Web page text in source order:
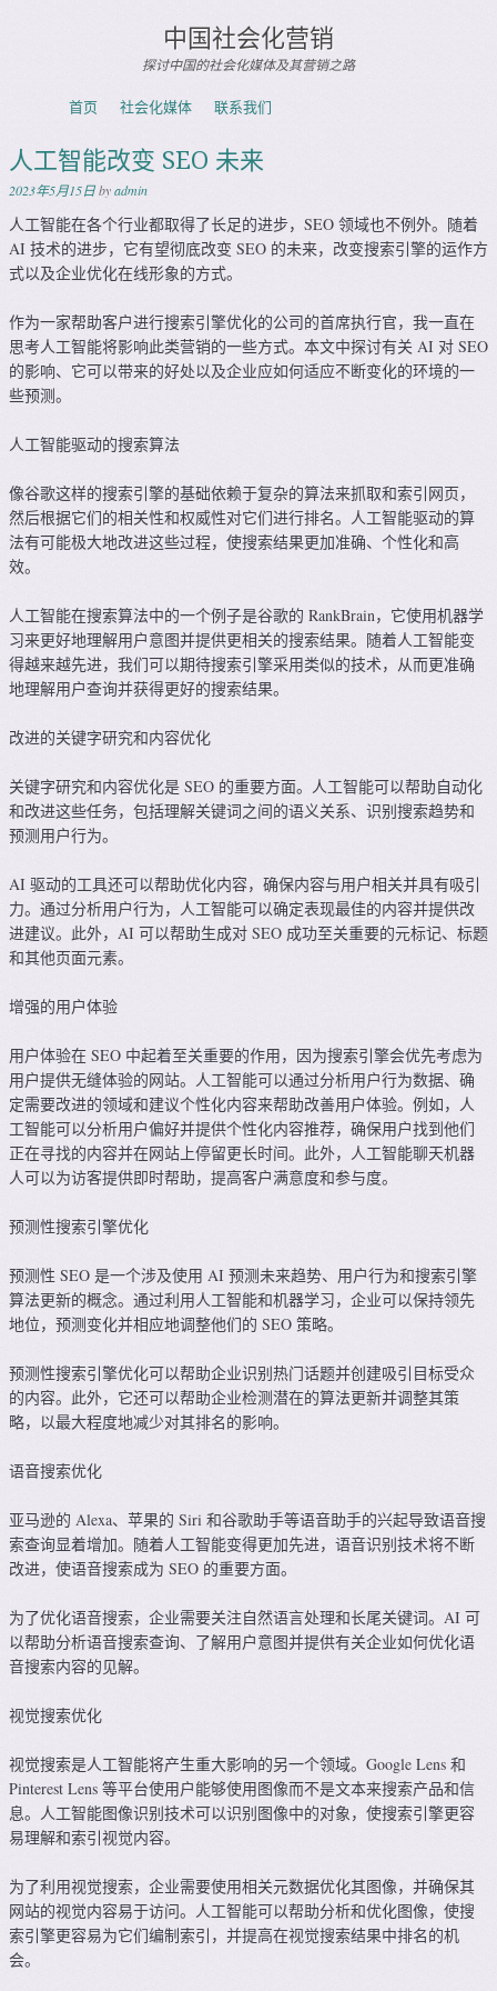
中国社会化营销
探讨中国的社会化媒体及其营销之路
Menu
Skip to content
首页 社会化媒体 联系我们
人工智能改变 SEO 未来
2023年5月15日byadmin
人工智能在各个行业都取得了长足的进步，SEO 领域也不例外。随着
AI 技术的进步，它有望彻底改变 SEO 的未来，改变搜索引擎的运作方
式以及企业优化在线形象的方式。
作为一家帮助客户进行搜索引擎优化的公司的首席执行官，我一直在
思考人工智能将影响此类营销的一些方式。本文中探讨有关 AI 对 SEO
的影响、它可以带来的好处以及企业应如何适应不断变化的环境的一
些预测。
人工智能驱动的搜索算法
像谷歌这样的搜索引擎的基础依赖于复杂的算法来抓取和索引网页，
然后根据它们的相关性和权威性对它们进行排名。人工智能驱动的算
法有可能极大地改进这些过程，使搜索结果更加准确、个性化和高
效。
人工智能在搜索算法中的一个例子是谷歌的 RankBrain，它使用机器学
习来更好地理解用户意图并提供更相关的搜索结果。随着人工智能变
得越来越先进，我们可以期待搜索引擎采用类似的技术，从而更准确
地理解用户查询并获得更好的搜索结果。
改进的关键字研究和内容优化
关键字研究和内容优化是 SEO 的重要方面。人工智能可以帮助自动化
和改进这些任务，包括理解关键词之间的语义关系、识别搜索趋势和
预测用户行为。
AI 驱动的工具还可以帮助优化内容，确保内容与用户相关并具有吸引
力。通过分析用户行为，人工智能可以确定表现最佳的内容并提供改
进建议。此外，AI 可以帮助生成对 SEO 成功至关重要的元标记、标题
和其他页面元素。
增强的用户体验
用户体验在 SEO 中起着至关重要的作用，因为搜索引擎会优先考虑为
用户提供无缝体验的网站。人工智能可以通过分析用户行为数据、确
定需要改进的领域和建议个性化内容来帮助改善用户体验。例如，人
工智能可以分析用户偏好并提供个性化内容推荐，确保用户找到他们
正在寻找的内容并在网站上停留更长时间。此外，人工智能聊天机器
人可以为访客提供即时帮助，提高客户满意度和参与度。
预测性搜索引擎优化
预测性 SEO 是一个涉及使用 AI 预测未来趋势、用户行为和搜索引擎
算法更新的概念。通过利用人工智能和机器学习，企业可以保持领先
地位，预测变化并相应地调整他们的 SEO 策略。
预测性搜索引擎优化可以帮助企业识别热门话题并创建吸引目标受众
的内容。此外，它还可以帮助企业检测潜在的算法更新并调整其策
略，以最大程度地减少对其排名的影响。
语音搜索优化
亚马逊的 Alexa、苹果的 Siri 和谷歌助手等语音助手的兴起导致语音搜
索查询显着增加。随着人工智能变得更加先进，语音识别技术将不断
改进，使语音搜索成为 SEO 的重要方面。
为了优化语音搜索，企业需要关注自然语言处理和长尾关键词。AI 可
以帮助分析语音搜索查询、了解用户意图并提供有关企业如何优化语
音搜索内容的见解。
视觉搜索优化
视觉搜索是人工智能将产生重大影响的另一个领域。Google Lens 和
Pinterest Lens 等平台使用户能够使用图像而不是文本来搜索产品和信
息。人工智能图像识别技术可以识别图像中的对象，使搜索引擎更容
易理解和索引视觉内容。
为了利用视觉搜索，企业需要使用相关元数据优化其图像，并确保其
网站的视觉内容易于访问。人工智能可以帮助分析和优化图像，使搜
索引擎更容易为它们编制索引，并提高在视觉搜索结果中排名的机
会。